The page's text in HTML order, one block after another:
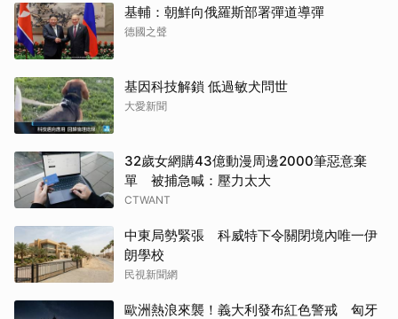
基輔：朝鮮向俄羅斯部署彈道導彈
德國之聲
基因科技解鎖 低過敏犬問世
大愛新聞
32歲女網購43億動漫周邊2000筆惡意棄
單 被捕急喊：壓力太大
CTWANT
中東局勢緊張 科威特下令關閉境內唯一伊
朗學校
民視新聞網
歐洲熱浪來襲！義大利發布紅色警戒 匈牙